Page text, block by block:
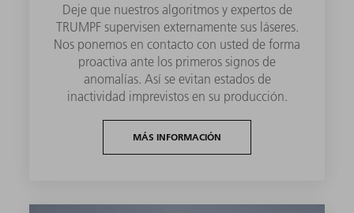
Deje que nuestros algoritmos y expertos de
TRUMPF supervisen externamente sus láseres.
Nos ponemos en contacto con usted de forma
proactiva ante los primeros signos de
anomalías. Así se evitan estados de
inactividad imprevistos en su producción.
MÁS INFORMACIÓN